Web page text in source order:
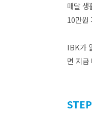
매달 생
10만원
IBK가
면 지금